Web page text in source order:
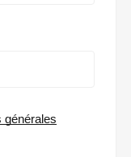
générales